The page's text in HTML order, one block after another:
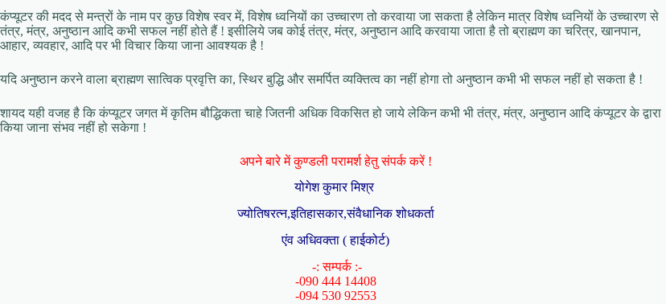
कंप्यूटर की मदद से मन्त्रों के नाम पर कुछ विशेष स्वर में, विशेष ध्वनियों का उच्चारण तो करवाया जा सकता है लेकिन मात्र विशेष ध्वनियों के उच्चारण से
तंत्र, मंत्र, अनुष्ठान आदि कभी सफल नहीं होते हैं ! इसीलिये जब कोई तंत्र, मंत्र, अनुष्ठान आदि करवाया जाता है तो ब्राह्मण का चरित्र, खानपान,
आहार, व्यवहार, आदि पर भी विचार किया जाना आवश्यक है !
यदि अनुष्ठान करने वाला ब्राह्मण सात्विक प्रवृत्ति का, स्थिर बुद्धि और समर्पित व्यक्तित्व का नहीं होगा तो अनुष्ठान कभी भी सफल नहीं हो सकता है !
शायद यही वजह है कि कंप्यूटर जगत में कृतिम बौद्धिकता चाहे जितनी अधिक विकसित हो जाये लेकिन कभी भी तंत्र, मंत्र, अनुष्ठान आदि कंप्यूटर के द्वारा
किया जाना संभव नहीं हो सकेगा !
अपने बारे में कुण्डली परामर्श हेतु संपर्क करें !
योगेश कुमार मिश्र
ज्योतिषरत्न,इतिहासकार,संवैधानिक शोधकर्ता
एंव अधिवक्ता ( हाईकोर्ट)
-: सम्पर्क :-
-090 444 14408
-094 530 92553